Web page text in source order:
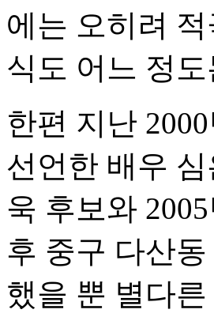
에는 오히려
식도 어느 정
한편 지난
선언한 배우
욱 후보와
후 중구 다산
했을 뿐 별다